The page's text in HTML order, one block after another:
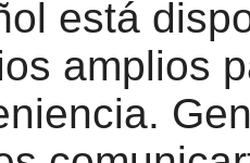
está
amplios